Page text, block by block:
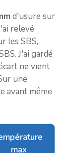
d'usure sur
relevé
les SBS,
J'ai gardé
ne vient
une
avant même
max